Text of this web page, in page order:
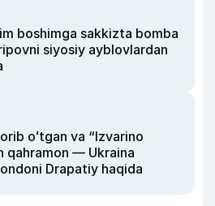
boshimga sakkizta bomba
siyosiy ayblovlardan
oʻtgan va “Izvarino
qahramon — Ukraina
Drapatiy haqida